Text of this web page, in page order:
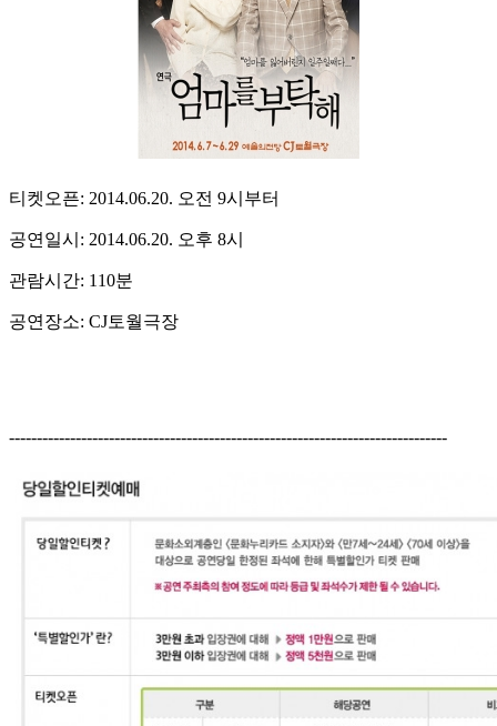
티켓오픈: 2014.06.20. 오전 9시부터
공연일시: 2014.06.20. 오후 8시
관람시간: 110분
공연장소: CJ토월극장
-------------------------------------------------------------------------------